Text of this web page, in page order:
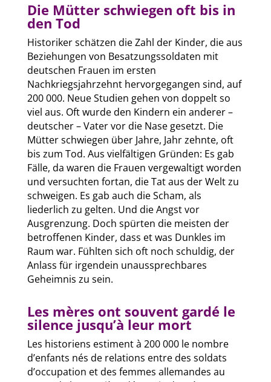
Die Mütter schwiegen oft bis in
den Tod
Historiker schätzen die Zahl der Kinder, die aus
Beziehungen von Besatzungssoldaten mit
deutschen Frauen im ersten
Nachkriegsjahrzehnt hervorgegangen sind, auf
200 000. Neue Studien gehen von doppelt so
viel aus. Oft wurde den Kindern ein anderer –
deutscher – Vater vor die Nase gesetzt. Die
Mütter schwiegen über Jahre, Jahr zehnte, oft
bis zum Tod. Aus vielfältigen Gründen: Es gab
Fälle, da waren die Frauen vergewaltigt worden
und versuchten fortan, die Tat aus der Welt zu
schweigen. Es gab auch die Scham, als
liederlich zu gelten. Und die Angst vor
Ausgrenzung. Doch spürten die meisten der
betroffenen Kinder, dass et was Dunkles im
Raum war. Fühlten sich oft noch schuldig, der
Anlass für irgendein unaussprechbares
Geheimnis zu sein.
Les mères ont souvent gardé le
silence jusqu’à leur mort
Les historiens estiment à 200 000 le nombre
d’enfants nés de relations entre des soldats
d’occupation et des femmes allemandes au